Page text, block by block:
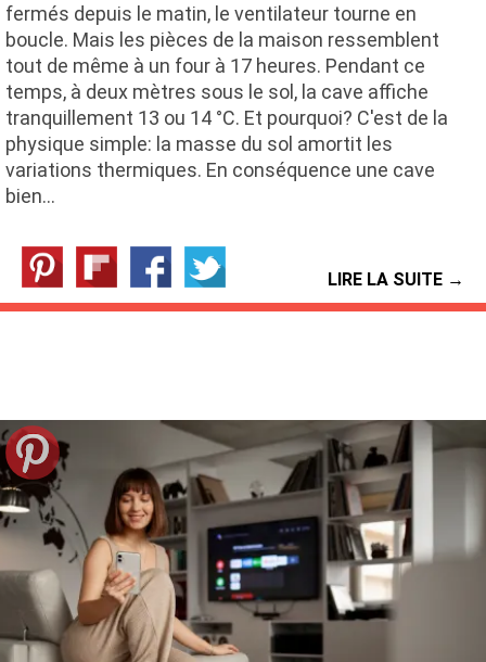
fermés depuis le matin, le ventilateur tourne en
boucle. Mais les pièces de la maison ressemblent
tout de même à un four à 17 heures. Pendant ce
temps, à deux mètres sous le sol, la cave affiche
tranquillement 13 ou 14 °C. Et pourquoi? C'est de la
physique simple: la masse du sol amortit les
variations thermiques. En conséquence une cave
bien…
LIRE LA SUITE →